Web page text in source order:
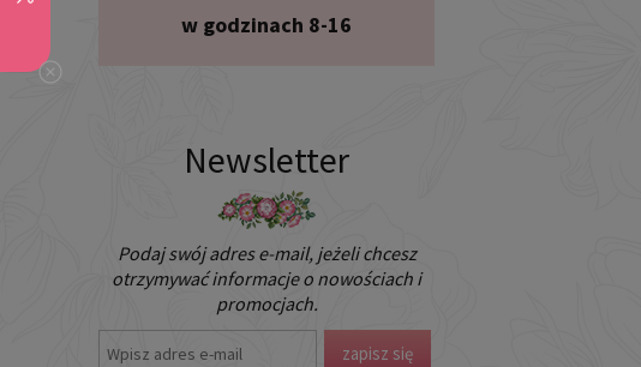
w godzinach 8-16
Newsletter
Podaj swój adres e-mail, jeżeli chcesz
otrzymywać informacje o nowościach i
promocjach.
zapisz się